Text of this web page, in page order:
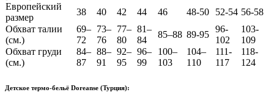
Европейский
размер
38 40 42 44 46 48-50 52-54 56-58
Обхват талии
(см.)
69–
72
73–
76
77–
80
81–
84
85–88 89-95
96-
102
103-
109
Обхват груди
(см.)
84–
87
88–
91
92–
95
96–
99
100–
103
104–
110
111-
117
118-
124
Детское термо-бельё Doreanse (Турция):